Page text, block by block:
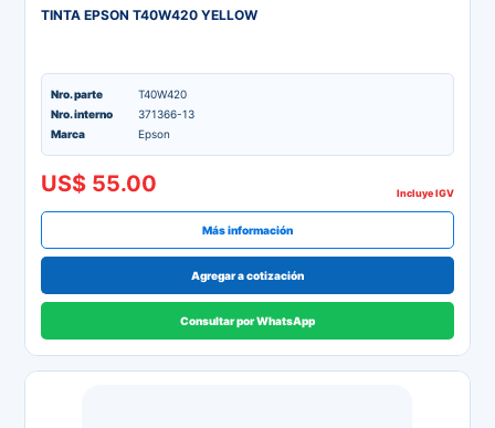
TINTA EPSON T40W420 YELLOW
Nro. parte
T40W420
Nro. interno
371366-13
Marca
Epson
US$ 55.00 Incluye IGV
Más información
Agregar a cotización
Consultar por WhatsApp